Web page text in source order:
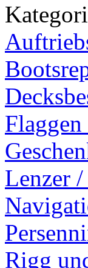
Lenzer
Rigg